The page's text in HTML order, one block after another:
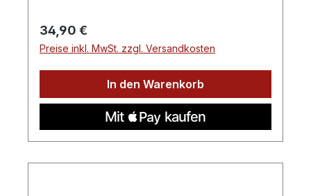
Regulärer Preis:
34,90 €
Preise inkl. MwSt. zzgl. Versandkosten
In den Warenkorb